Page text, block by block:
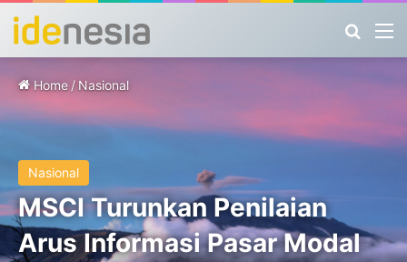
Home / Nasional
Nasional
MSCI Turunkan Penilaian
Arus Informasi Pasar Modal